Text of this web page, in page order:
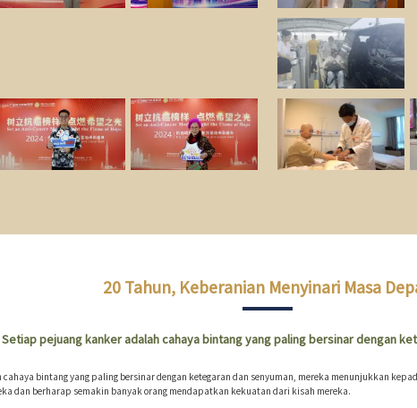
20 Tahun, Keberanian Menyinari Masa
Setiap pejuang kanker adalah cahaya bintang yang paling bersinar dengan
bintang yang paling bersinar dengan ketegaran dan senyuman, mereka menunjukkan
dan berharap semakin banyak orang mendapatkan kekuatan dari kisah mereka.